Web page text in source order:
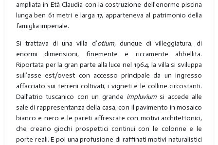
ampliata in Età Claudia con la costruzione dell’enorme piscina
lunga ben 61 metri e larga 17, apparteneva al patrimonio della
famiglia imperiale.
Si trattava di una villa d’otium, dunque di villeggiatura, di
enormi dimensioni, finemente e riccamente abbellita.
Riportata per la gran parte alla luce nel 1964, la villa si sviluppa
sull’asse est/ovest con accesso principale da un ingresso
affacciato sui terreni coltivati, i vigneti e le colline circostanti.
Dall’atrio tuscanico con un grande impluviumsi accede alle
sale di rappresentanza della casa, con il pavimento in mosaico
bianco e nero e le pareti affrescate con motivi architettonici,
che creano giochi prospettici continui con le colonne e le
porte reali. E poi una profusione di raffinati motivi naturalistici